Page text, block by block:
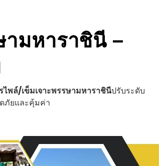
ามหาราชินี –
ไพล์/เข็มเจาะพรรษามหาราชินีปรับระดับ
ภัยและคุ้มค่า